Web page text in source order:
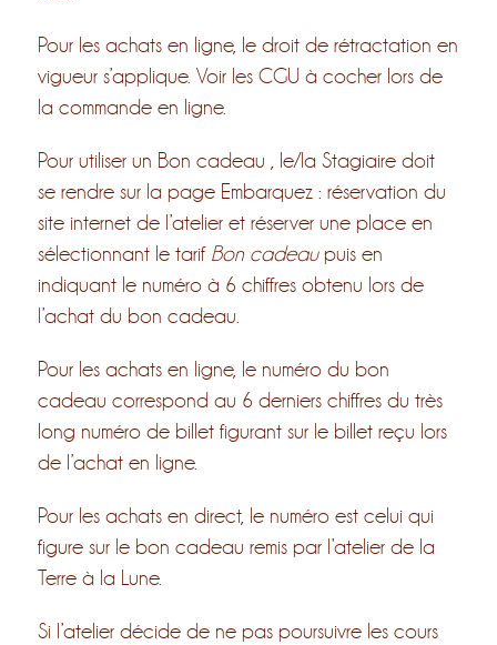
Pour les achats en ligne, le droit de rétractation en
vigueur s’applique. Voir les CGU à cocher lors de
la commande en ligne.
Pour utiliser un Bon cadeau , le/la Stagiaire doit
se rendre sur la page Embarquez : réservation du
site internet de l’atelier et réserver une place en
sélectionnant le tarif Bon cadeaupuis en
indiquant le numéro à 6 chiffres obtenu lors de
l’achat du bon cadeau.
Pour les achats en ligne, le numéro du bon
cadeau correspond au 6 derniers chiffres du très
long numéro de billet figurant sur le billet reçu lors
de l’achat en ligne.
Pour les achats en direct, le numéro est celui qui
figure sur le bon cadeau remis par l’atelier de la
Terre à la Lune.
Si l’atelier décide de ne pas poursuivre les cours